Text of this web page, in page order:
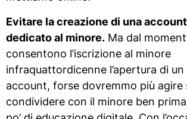
Evitare la creazione di una
dedicato al minore. Ma dal
consentono l’iscrizione al minore
infraquattordicenne l’apertura di
account, forse dovremmo più agire
condividere con il minore ben